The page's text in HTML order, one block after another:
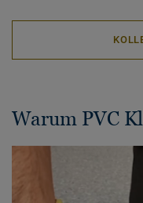
Warum PVC